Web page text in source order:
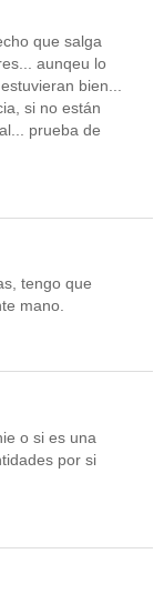
que salga
aunqeu lo
bien...
si no están
prueba de
tengo que
mano.
o si es una
por si